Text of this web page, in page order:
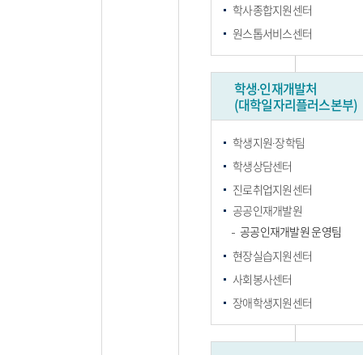
학사종합지원센터
원스톱서비스센터
학생∙인재개발처
(대학일자리플러스본부)
학생지원∙장학팀
학생상담센터
진로취업지원센터
공공인재개발원
공공인재개발원 운영팀
현장실습지원센터
사회봉사센터
장애학생지원센터